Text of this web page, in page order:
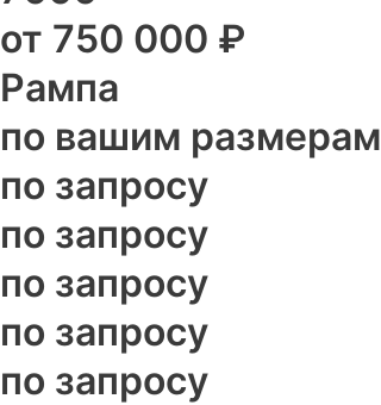
от 750 000 ₽
Рампа
по вашим размерам
по запросу
по запросу
по запросу
по запросу
по запросу